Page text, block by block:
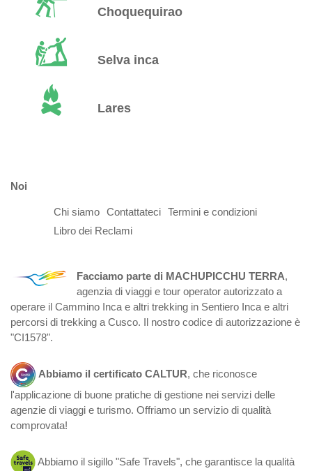
Choquequirao
Selva inca
Lares
Noi
Chi siamo Contattateci
Termini e condizioni
Libro dei Reclami
Facciamo parte di MACHUPICCHU TERRA,
agenzia di viaggi e tour operator autorizzato a
operare il Cammino Inca e altri trekking in Sentiero Inca e altri
percorsi di trekking a Cusco. Il nostro codice di autorizzazione è
"CI1578".
Abbiamo il certificato CALTUR, che riconosce
l'applicazione di buone pratiche di gestione nei servizi delle
agenzie di viaggi e turismo. Offriamo un servizio di qualità
comprovata!
Abbiamo il sigillo "Safe Travels", che garantisce la qualità